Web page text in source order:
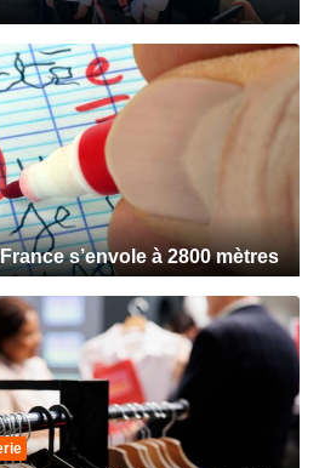
s’envole à 2800 mètres